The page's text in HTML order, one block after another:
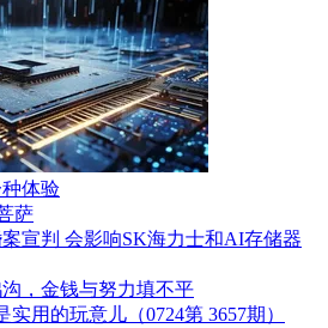
体验
萨
宣判 会影响SK海力士和AI存储器
，金钱与努力填不平
实用的玩意儿（0724第 3657期）